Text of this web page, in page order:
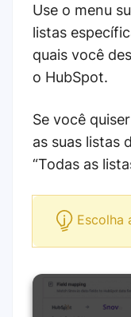
Use o menu
listas
quais você
o HubSpot.
Se você
as suas listas
“Todas as
Escolha